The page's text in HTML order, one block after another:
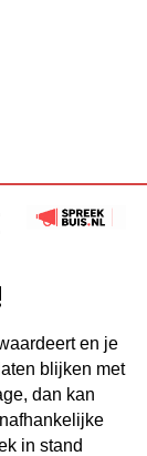
en je
blijken met
dan kan
in stand